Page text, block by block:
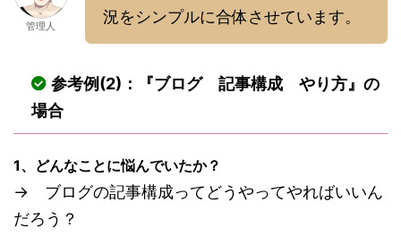
管理人
況をシンプルに合体させています。
参考例(2)：『ブログ 記事構成 やり方』の
場合
1、どんなことに悩んでいたか？
→ ブログの記事構成ってどうやってやればいいん
だろう？